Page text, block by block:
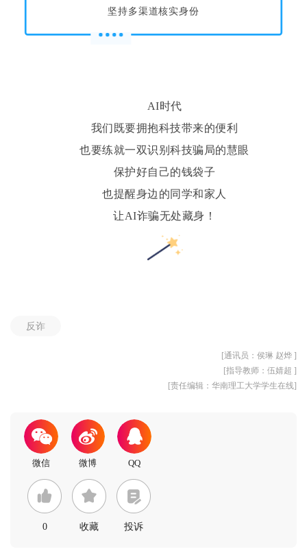
坚持多渠道核实身份
AI时代
我们既要拥抱科技带来的便利
也要练就一双识别科技骗局的慧眼
保护好自己的钱袋子
也提醒身边的同学和家人
让AI诈骗无处藏身！
反诈
[通讯员：侯琳 赵烨 ]
[指导教师：伍婧超 ]
[责任编辑：华南理工大学学生在线]
0 收藏 投诉